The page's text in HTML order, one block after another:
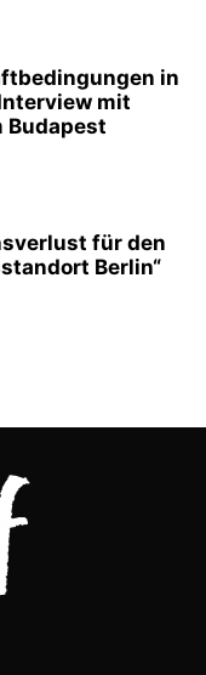
in
mit
Budapest
für den
Berlin“